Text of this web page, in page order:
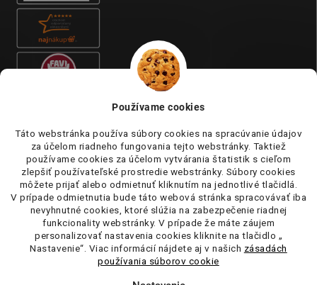
Používame cookies
Táto webstránka používa súbory cookies na spracúvanie údajov
za účelom riadneho fungovania tejto webstránky. Taktiež
používame cookies za účelom vytvárania štatistik s cieľom
zlepšiť používateľské prostredie webstránky. Súbory cookies
môžete prijať alebo odmietnuť kliknutím na jednotlivé tlačidlá.
V prípade odmietnutia bude táto webová stránka spracovávať iba
nevyhnutné cookies, ktoré slúžia na zabezpečenie riadnej
funkcionality webstránky. V prípade že máte záujem
personalizovať nastavenia cookies kliknite na tlačidlo „
Nastavenie“. Viac informácií nájdete aj v našich zásadách
používania súborov cookie